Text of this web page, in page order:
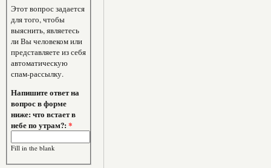
Этот вопрос задается
для того, чтобы
выяснить, являетесь
ли Вы человеком или
представляете из себя
автоматическую
спам-рассылку.
Напишите ответ на
вопрос в форме
ниже: что встает в
небе по утрам?:*
Fill in the blank